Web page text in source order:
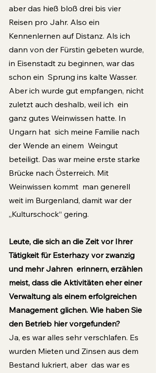
aber das hieß bloß drei bis vier
Reisen pro Jahr. Also ein
Kennenlernen auf Distanz. Als ich
dann von der Fürstin gebeten wurde,
in Eisenstadt zu beginnen, war das
schon ein  Sprung ins kalte Wasser.
Aber ich wurde gut empfangen, nicht
zuletzt auch deshalb, weil ich  ein
ganz gutes Weinwissen hatte. In
Ungarn hat  sich meine Familie nach
der Wende an einem  Weingut
beteiligt. Das war meine erste starke
Brücke nach Österreich. Mit
Weinwissen kommt  man generell
weit im Burgenland, damit war der
„Kulturschock“ gering.
Leute, die sich an die Zeit vor Ihrer
Tätigkeit für Esterhazy vor zwanzig
und mehr Jahren  erinnern, erzählen
meist, dass die Aktivitäten eher einer
Verwaltung als einem erfolgreichen
Management glichen. Wie haben Sie
den Betrieb hier vorgefunden?
Ja, es war alles sehr verschlafen. Es
wurden Mieten und Zinsen aus dem
Bestand lukriert, aber  das war es